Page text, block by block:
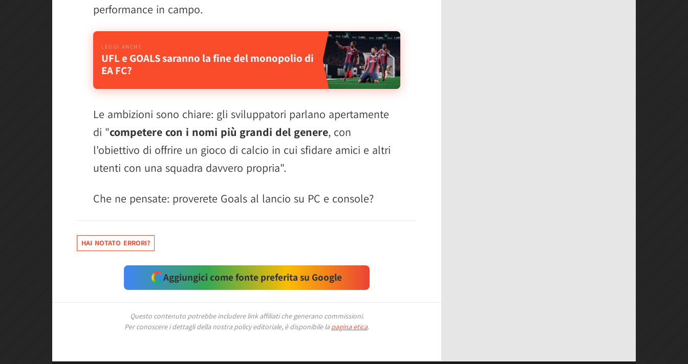
performance in campo.
UFL e GOALS saranno la fine del monopolio di
EA FC?
Le ambizioni sono chiare: gli sviluppatori parlano apertamente
di "competere con i nomi più grandi del genere, con
l'obiettivo di offrire un gioco di calcio in cui sfidare amici e altri
utenti con una squadra davvero propria".
Che ne pensate: proverete Goals al lancio su PC e console?
HAI NOTATO ERRORI?
Aggiungici come fonte preferita su Google
Questo contenuto potrebbe includere link affiliati che generano commissioni.
Per conoscere i dettagli della nostra policy editoriale, è disponibile la pagina etica.